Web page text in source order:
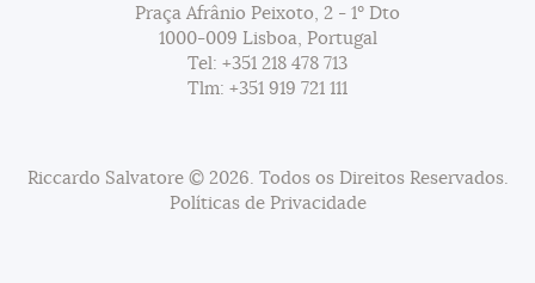
Praça Afrânio Peixoto, 2 - 1º Dto
1000-009 Lisboa, Portugal
Tel: +351 218 478 713
Tlm: +351 919 721 111
Riccardo Salvatore © 2026. Todos os Direitos Reservados.
Políticas de Privacidade